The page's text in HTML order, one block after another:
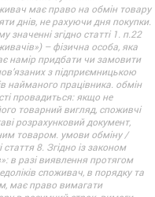
має право на обмін товару
днів, не рахуючи дня покупки.
згідно статті 1. п.22
– фізична особа, яка
намір придбати чи замовити
з підприємницькою
найманого працівника. обмін
провадиться: якщо не
товарний вигляд, споживчі
розрахунковий документ,
товаром. умови обміну /
8. Згідно із законом
в разі виявлення протягом
споживач, в порядку та
має право вимагати